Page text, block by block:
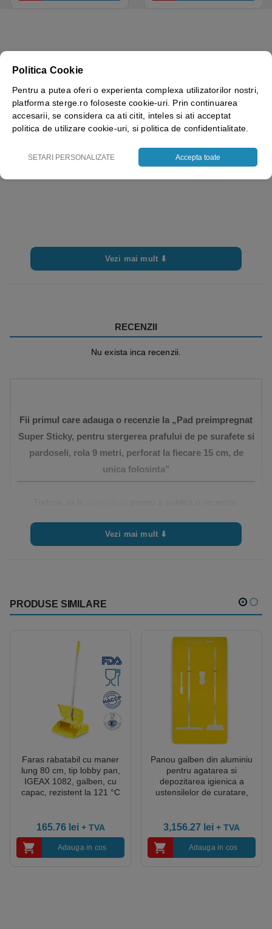
Brand
Vezi mai mult ⬇
RECENZII
Nu exista inca recenzii.
Fii primul care adauga o recenzie la „Pad preimpregnat
Super Sticky, pentru stergerea prafului de pe surafete si
pardoseli, rola 9 metri, perforat la fiecare 15 cm, de
unica folosinta”
Vezi mai mult ⬇
PRODUSE SIMILARE
Faras rabatabil cu maner
lung 80 cm, tip lobby pan,
IGEAX 1082, galben, cu
capac, rezistent la 121 °C
certificata HACCP, FDA
165.76 lei + TVA
Adauga in cos
Panou galben din aluminiu
pentru agatarea si
depozitarea igienica a
ustensilelor de curatare,
IGEAX 1Y, 1000 x 3 x 2000
mm, HACCP
3,156.27 lei + TVA
Adauga in cos
Politica Cookie
Pentru a putea oferi o experienta complexa utilizatorilor nostri,
platforma sterge.ro foloseste cookie-uri. Prin continuarea
accesarii, se considera ca ati citit, inteles si ati acceptat
politica de utilizare cookie-uri, si politica de confidentialitate.
SETARI PERSONALIZATE Accepta toate